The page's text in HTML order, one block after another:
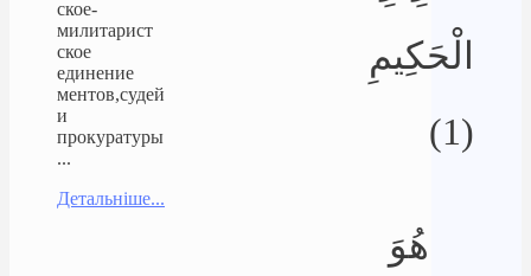
الْحَكِيمِ
(1)
هُوَ
ское-
милитарист
ское
единение
ментов,судей
и
прокуратуры
...
Детальніше...